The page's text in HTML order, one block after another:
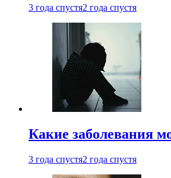
3 года спустя2 года спустя
Какие заболевания
3 года спустя2 года спустя